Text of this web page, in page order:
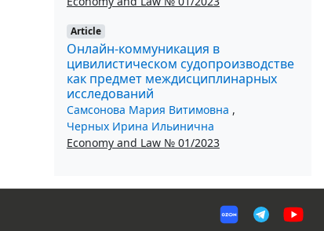
Article
Онлайн-коммуникация в
цивилистическом судопроизводстве
как предмет междисциплинарных
исследований
Самсонова Мария Витимовна ,
Черных Ирина Ильинична
Economy and Law № 01/2023